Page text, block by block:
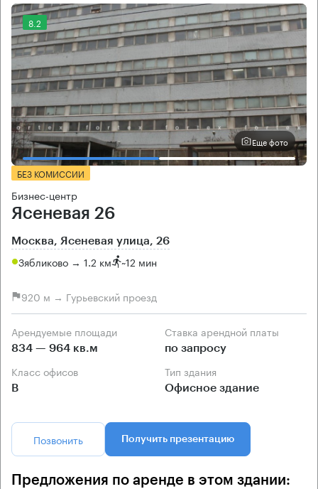
8.2
Еще фото
БЕЗ КОМИССИИ
Бизнес-центр
Ясеневая 26
Москва, Ясеневая улица, 26
Зябликово → 1.2 км ~12 мин
920 м → Гурьевский проезд
Арендуемые площади
834 — 964 кв.м
Ставка арендной платы
по запросу
Класс офисов
B
Тип здания
Офисное здание
Позвонить Получить презентацию
Предложения по аренде в этом здании: